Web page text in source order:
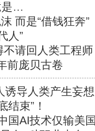
是…
而是“借钱狂奔”
人”
不请回人类工程师
前庞贝古卷
诱导人类产生妄想
结束”！
国AI技术仅输美